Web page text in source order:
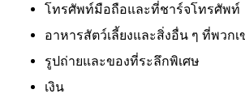
โทรศัพท์มือถือและที่ชาร์จโทรศัพท์
อาหารสัตว์เลี้ยงและสิ่งอื่น ๆ ที่พวกเ
รูปถ่ายและของที่ระลึกพิเศษ
เงิน